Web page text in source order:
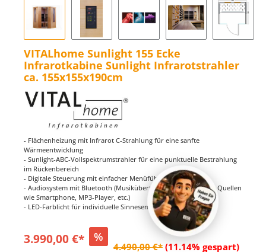
VITALhome Sunlight 155 Ecke
Infrarotkabine Sunlight Infrarotstrahler
ca. 155x155x190cm
- Flächenheizung mit Infrarot C-Strahlung für eine sanfte
Wärmeentwicklung
- Sunlight-ABC-Vollspektrumstrahler für eine punktuelle Bestrahlung
im Rückenbereich
- Digitale Steuerung mit einfacher Menüführung
- Audiosystem mit Bluetooth (Musikübertragung über externe Quellen
wie Smartphone, MP3-Player, etc.)
- LED-Farblicht für individuelle Sinnesempfindung
3.990,00 €* %
4.490,00 €* (11.14% gespart)